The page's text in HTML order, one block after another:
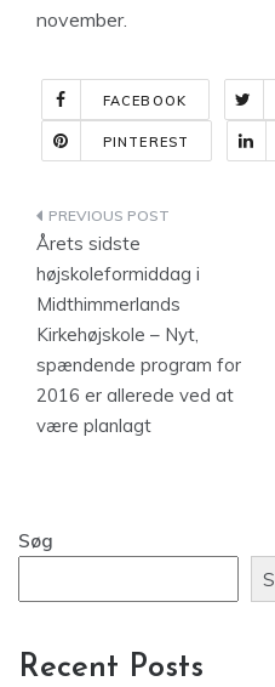
november.
FACEBOOK
PINTEREST
Årets sidste
højskoleformiddag i
Midthimmerlands
Kirkehøjskole – Nyt,
spændende program for
2016 er allerede ved at
være planlagt
Søg
Recent Posts